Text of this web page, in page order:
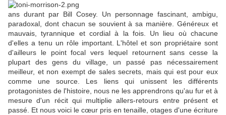
ans durant par Bill Cosey. Un personnage fascinant, ambigu,
paradoxal, dont chacun se souvient à sa manière. Généreux et
mauvais, tyrannique et cordial à la fois. Un lieu où chacune
d'elles a tenu un rôle important. L'hôtel et son propriétaire sont
d'ailleurs le point focal vers lequel retournent sans cesse la
plupart des gens du village, un passé pas nécessairement
meilleur, et non exempt de sales secrets, mais qui est pour eux
comme une source. Les liens qui unissent les différents
protagonistes de l'histoire, nous ne les apprendrons qu'au fur et à
mesure d'un récit qui multiplie allers-retours entre présent et
passé. Et nous voici le cœur pris en tenaille, otages d'une écriture